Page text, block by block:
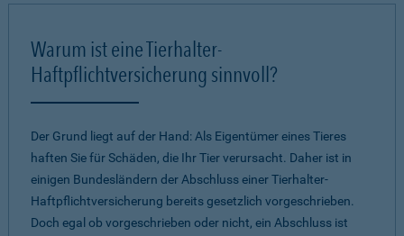
Warum ist eine Tierhalter-
Haftpflichtversicherung sinnvoll?
Der Grund liegt auf der Hand: Als Eigentümer eines Tieres
haften Sie für Schäden, die Ihr Tier verursacht. Daher ist in
einigen Bundesländern der Abschluss einer Tierhalter-
Haftpflichtversicherung bereits gesetzlich vorgeschrieben.
Doch egal ob vorgeschrieben oder nicht, ein Abschluss ist